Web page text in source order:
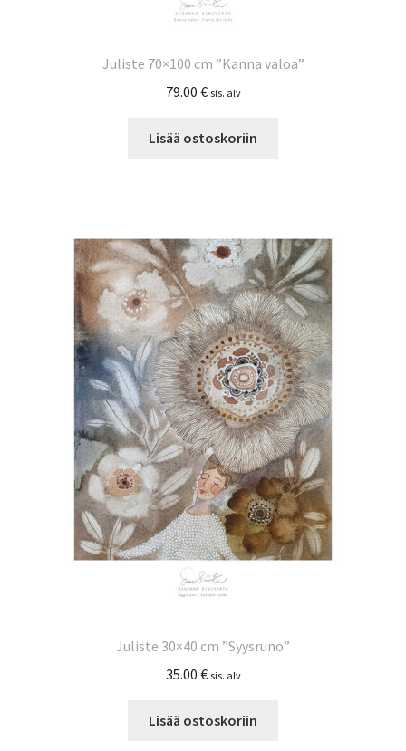
Juliste 70×100 cm ”Kanna valoa”
79.00 € sis. alv
Lisää ostoskoriin
Juliste 30×40 cm ”Syysruno”
35.00 € sis. alv
Lisää ostoskoriin